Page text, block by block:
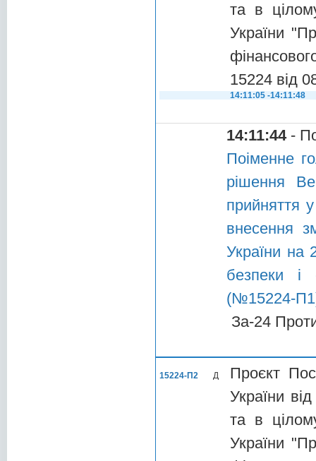
та в
України
15224 від
14:11:05 -14:11:48
14:11:44-
Поіменне
рішення
прийняття
внесення
України на
безпеки і
(№15224-
За-24
15224-П2 Д
Проєкт
України
та в
України